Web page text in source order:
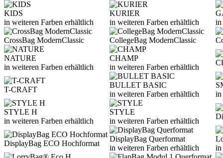
KIDS
in weiteren Farben erhältlich
KURIER
in weiteren Farben erhältlich
in
CrossBag ModernClassic CollegeBag ModernClassic
NATURE
in weiteren Farben erhältlich
CHAMP
in weiteren Farben erhältlich
T-CRAFT
BULLET BASIC
in weiteren Farben erhältlich
in
STYLE H
in weiteren Farben erhältlich
STYLE
in weiteren Farben erhältlich
DisplayBag ECO Hochformat
DisplayBag Querformat
in weiteren Farben erhältlich
in